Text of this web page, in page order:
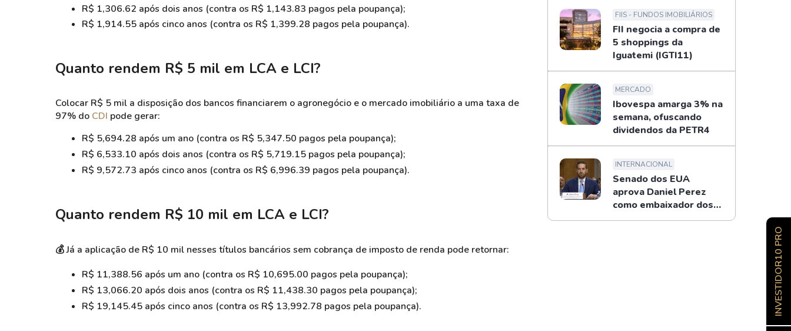
R$ 1,306.62 após dois anos (contra os R$ 1,143.83 pagos pela poupança);
R$ 1,914.55após cinco anos (contra os R$ 1,399.28 pagos pela poupança).
Quanto rendem R$ 5 mil em LCA e LCI?
Colocar R$ 5 mil a disposição dos bancos financiarem o agronegócio e o mercado imobiliário a uma taxa de
97% do CDI pode gerar:
R$ 5,694.28 após um ano (contra os R$ 5,347.50 pagos pela poupança);
R$ 6,533.10 após dois anos (contra os R$ 5,719.15 pagos pela poupança);
R$ 9,572.73 após cinco anos (contra os R$ 6,996.39 pagos pela poupança).
Quanto rendem R$ 10 mil em LCA e LCI?
💰 Já a aplicação de R$ 10 mil nesses títulos bancários sem cobrança de imposto de renda pode retornar:
R$ 11,388.56 após um ano (contra os R$ 10,695.00 pagos pela poupança);
R$ 13,066.20 após dois anos (contra os R$ 11,438.30 pagos pela poupança);
R$ 19,145.45 após cinco anos (contra os R$ 13,992.78 pagos pela poupança).
FIIS - FUNDOS IMOBILIÁRIOS
FII negocia a compra de
5 shoppings da
Iguatemi (IGTI11)
MERCADO
Ibovespa amarga 3% na
semana, ofuscando
dividendos da PETR4
INTERNACIONAL
Senado dos EUA
aprova Daniel Perez
como embaixador dos
EUA no Brasil
INVESTIDOR10 PRO